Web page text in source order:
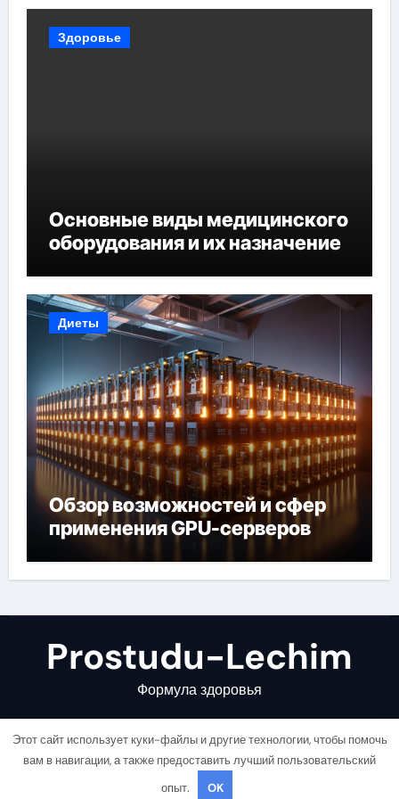
Здоровье
Основные виды медицинского
оборудования и их назначение
Диеты
Обзор возможностей и сфер
применения GPU-серверов
Prostudu-Lechim
Формула здоровья
Copyright © All rights reserved |
Этот сайт использует куки-файлы и другие технологии, чтобы помочь
вам в навигации, а также предоставить лучший пользовательский
опыт.
OK